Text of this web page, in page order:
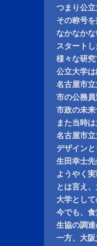
つまり公
その称号
なかなか
スタート
様々な研
公立大学
名古屋市
市の公務
市政の未
また当時は
名古屋市
デザイン
生田幸士
ようやく
とは言え
大学とし
今でも、食
生協の調
一方、大